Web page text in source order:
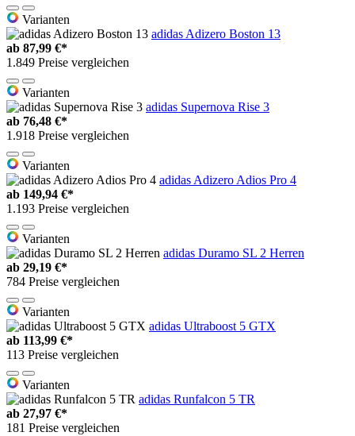
Varianten
adidas Adizero Boston 13
ab 87,99 €*
1.849 Preise vergleichen
Varianten
adidas Supernova Rise 3
ab 76,48 €*
1.918 Preise vergleichen
Varianten
adidas Adizero Adios Pro 4
ab 149,94 €*
1.193 Preise vergleichen
Varianten
adidas Duramo SL 2 Herren
ab 29,19 €*
784 Preise vergleichen
Varianten
adidas Ultraboost 5 GTX
ab 113,99 €*
113 Preise vergleichen
Varianten
adidas Runfalcon 5 TR
ab 27,97 €*
181 Preise vergleichen